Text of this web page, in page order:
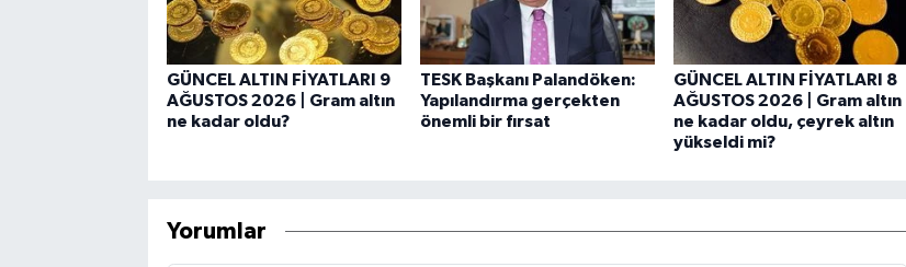
GÜNCEL ALTIN FİYATLARI 9
AĞUSTOS 2026 | Gram altın
ne kadar oldu?
TESK Başkanı Palandöken:
Yapılandırma gerçekten
önemli bir fırsat
GÜNCEL ALTIN FİYATLARI 8
AĞUSTOS 2026 | Gram altın
ne kadar oldu, çeyrek altın
yükseldi mi?
Yorumlar